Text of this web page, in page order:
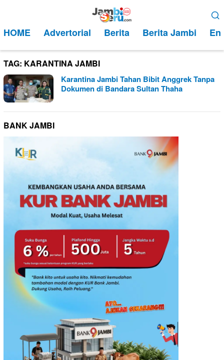
kontenMobile
HOME Advertorial Berita Berita Jambi
TAG: KARANTINA JAMBI
Karantina Jambi Tahan Bibit Anggrek Tanpa
Dokumen di Bandara Sultan Thaha
BANK JAMBI